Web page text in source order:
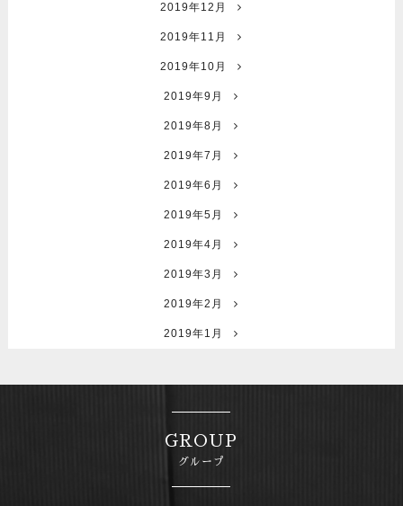
2019年12月
2019年11月
2019年10月
2019年9月
2019年8月
2019年7月
2019年6月
2019年5月
2019年4月
2019年3月
2019年2月
2019年1月
GROUP
グループ